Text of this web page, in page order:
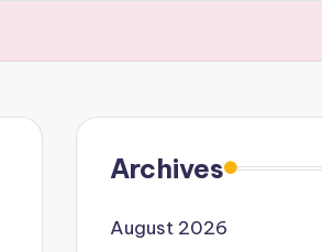
Archives
August 2026